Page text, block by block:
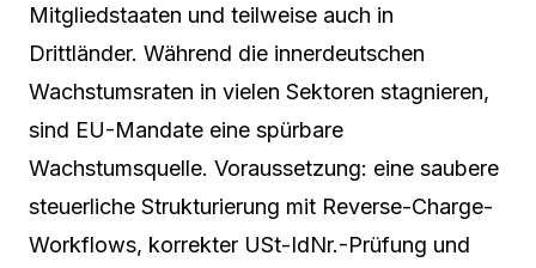
Mitgliedstaaten und teilweise auch in
Drittländer. Während die innerdeutschen
Wachstumsraten in vielen Sektoren stagnieren,
sind EU-Mandate eine spürbare
Wachstumsquelle. Voraussetzung: eine saubere
steuerliche Strukturierung mit Reverse-Charge-
Workflows, korrekter USt-IdNr.-Prüfung und